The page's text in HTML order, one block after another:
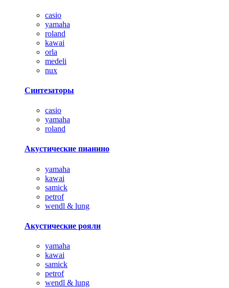
casio
yamaha
roland
kawai
orla
medeli
nux
Синтезаторы
casio
yamaha
roland
Акустические пианино
yamaha
kawai
samick
petrof
wendl & lung
Акустические рояли
yamaha
kawai
samick
petrof
wendl & lung